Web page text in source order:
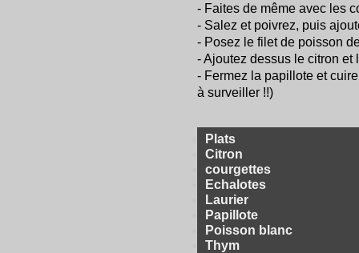
- Faites de même avec les
- Salez et poivrez, puis
- Posez le filet de poisson
- Ajoutez dessus le citron et
- Fermez la papillote et
à surveiller !!)
Plats
Citron
courgettes
Echalotes
Laurier
Papillote
Poisson blanc
Thym